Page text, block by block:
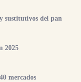
sustitutivos del pan
2025
mercados